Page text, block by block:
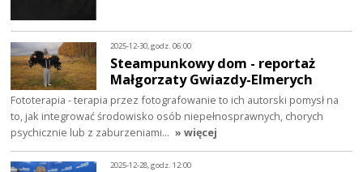
2025-12-30, godz. 06:00
Steampunkowy dom - reportaż
Małgorzaty Gwiazdy-Elmerych
Fototerapia - terapia przez fotografowanie to ich autorski pomysł na
to, jak integrować środowisko osób niepełnosprawnych, chorych
psychicznie lub z zaburzeniami… » więcej
2025-12-28, godz. 12:00